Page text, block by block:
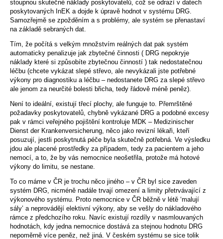
stoupnou skutečné náklady poskytovatelů, což se odrazí v datech
poskytovaných InEK a dojde k úpravě hodnot v systému DRG.
Samozřejmě se zpožděním a s problémy, ale systém se přenastaví
na základě sebraných dat.
Tím, že počítá s velkým množstvím reálných dat pak systém
automaticky penalizuje jak zbytečné činnosti ( DRG nepokryje
náklady které si způsobíte zbytečnou činností ) tak nedostatečnou
léčbu (chcete vykázat slepé střevo, ale nevykázali jste potřebné
výkony pro diagnostiku a léčbu – nedostanete DRG za slepé střevo
ale jenom za neurčité bolesti břicha, tedy řádově méně peněz).
Není to ideální, existují třecí plochy, ale funguje to. Přemrštěné
požadavky poskytovatelů, chybně vykázané DRG a podobné excesy
pak v rámci veřejného pojištění kontroluje MDK – Medizinischer
Dienst der Krankenversicherung, něco jako revizní lékaři, kteří
posuzují, jestli poskytnutá péče byla skutečně potřebná. Ve výsledku
jdou ale placené prostředky za případem, tedy za pacientem a jeho
nemocí, a to, že by vás nemocnice neošetřila, protože má hotové
výkony do limitu, se nestane.
To co máme v ČR je trochu něco jiného – v ČR byl sice zaveden
systém DRG, nicméně nadále trvají omezení a limity přetrvávající z
výkonového systému. Proto nemocnice v ČR běžně v létě ‘malují
sály’ a neprovádějí elektivní výkony, aby se vešly do nákladového
rámce z předchozího roku. Navíc existují rozdíly v nasmlouvaných
hodnotách, kdy jedna nemocnice dostává za stejnou hodnotu DRG
nepoměrně více peněz, než jiná. V českém systému se sice tolik